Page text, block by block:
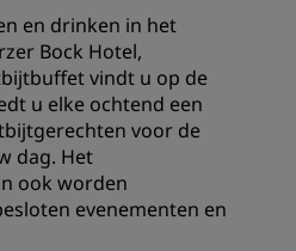
en drinken in het
Bock Hotel,
vindt u op de
u elke ochtend een
voor de
dag. Het
ook worden
evenementen en